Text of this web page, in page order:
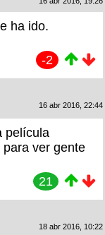
ha ido.
-2
16 abr 2016, 22:44
película
ver gente
21
18 abr 2016, 10:22